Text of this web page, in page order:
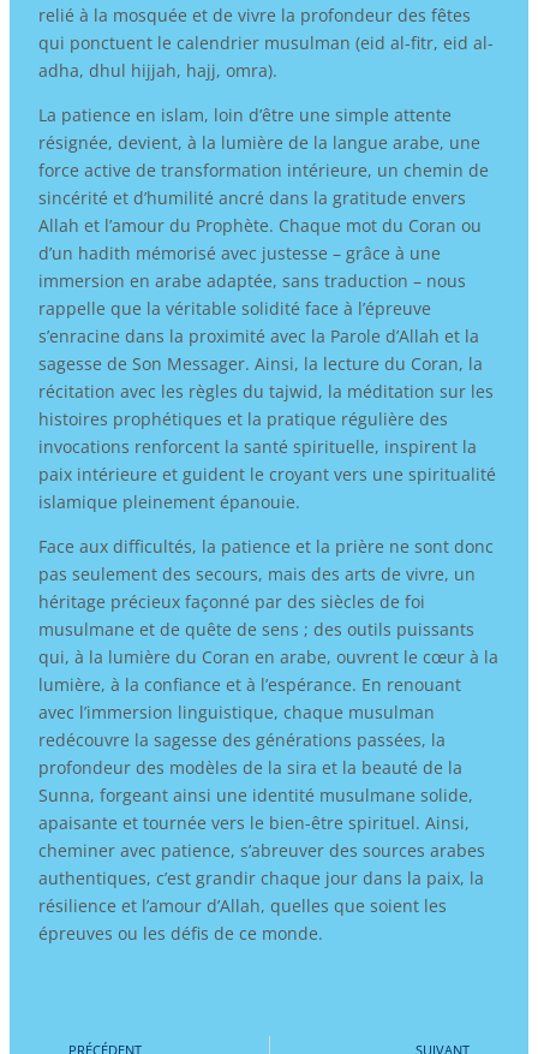
relié à la mosquée et de vivre la profondeur des fêtes
qui ponctuent le calendrier musulman (eid al-fitr, eid al-
adha, dhul hijjah, hajj, omra).
La patience en islam, loin d’être une simple attente
résignée, devient, à la lumière de la langue arabe, une
force active de transformation intérieure, un chemin de
sincérité et d’humilité ancré dans la gratitude envers
Allah et l’amour du Prophète. Chaque mot du Coran ou
d’un hadith mémorisé avec justesse – grâce à une
immersion en arabe adaptée, sans traduction – nous
rappelle que la véritable solidité face à l’épreuve
s’enracine dans la proximité avec la Parole d’Allah et la
sagesse de Son Messager. Ainsi, la lecture du Coran, la
récitation avec les règles du tajwid, la méditation sur les
histoires prophétiques et la pratique régulière des
invocations renforcent la santé spirituelle, inspirent la
paix intérieure et guident le croyant vers une spiritualité
islamique pleinement épanouie.
Face aux difficultés, la patience et la prière ne sont donc
pas seulement des secours, mais des arts de vivre, un
héritage précieux façonné par des siècles de foi
musulmane et de quête de sens ; des outils puissants
qui, à la lumière du Coran en arabe, ouvrent le cœur à la
lumière, à la confiance et à l’espérance. En renouant
avec l’immersion linguistique, chaque musulman
redécouvre la sagesse des générations passées, la
profondeur des modèles de la sira et la beauté de la
Sunna, forgeant ainsi une identité musulmane solide,
apaisante et tournée vers le bien-être spirituel. Ainsi,
cheminer avec patience, s’abreuver des sources arabes
authentiques, c’est grandir chaque jour dans la paix, la
résilience et l’amour d’Allah, quelles que soient les
épreuves ou les défis de ce monde.
PRÉCÉDENT SUIVANT